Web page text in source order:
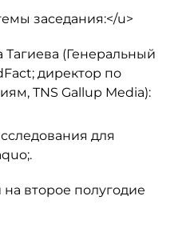
заседания:</u>
Тагиева (Генеральный
директор по
TNS Gallup Media):
для
на второе полугодие